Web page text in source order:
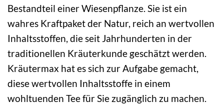
Bestandteil einer Wiesenpflanze. Sie ist ein
wahres Kraftpaket der Natur, reich an wertvollen
Inhaltsstoffen, die seit Jahrhunderten in der
traditionellen Kräuterkunde geschätzt werden.
Kräutermax hat es sich zur Aufgabe gemacht,
diese wertvollen Inhaltsstoffe in einem
wohltuenden Tee für Sie zugänglich zu machen.